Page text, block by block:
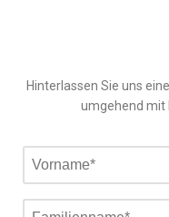
Hinterlassen Sie uns
umgehend mit